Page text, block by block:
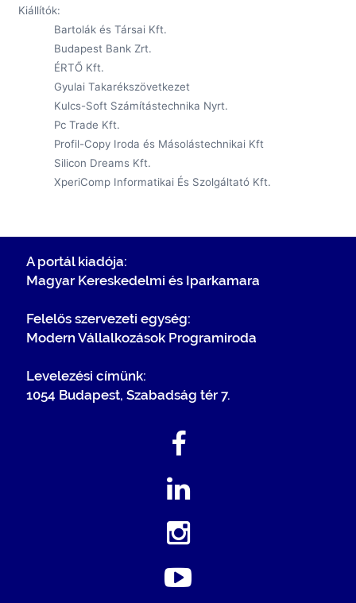
Kiállítók:
Bartolák és Társai Kft.
Budapest Bank Zrt.
ÉRTŐ Kft.
Gyulai Takarékszövetkezet
Kulcs-Soft Számítástechnika Nyrt.
Pc Trade Kft.
Profil-Copy Iroda és Másolástechnikai Kft
Silicon Dreams Kft.
XperiComp Informatikai És Szolgáltató Kft.
A portál kiadója:
Magyar Kereskedelmi és Iparkamara
Felelős szervezeti egység:
Modern Vállalkozások Programiroda
Levelezési címünk:
1054 Budapest, Szabadság tér 7.